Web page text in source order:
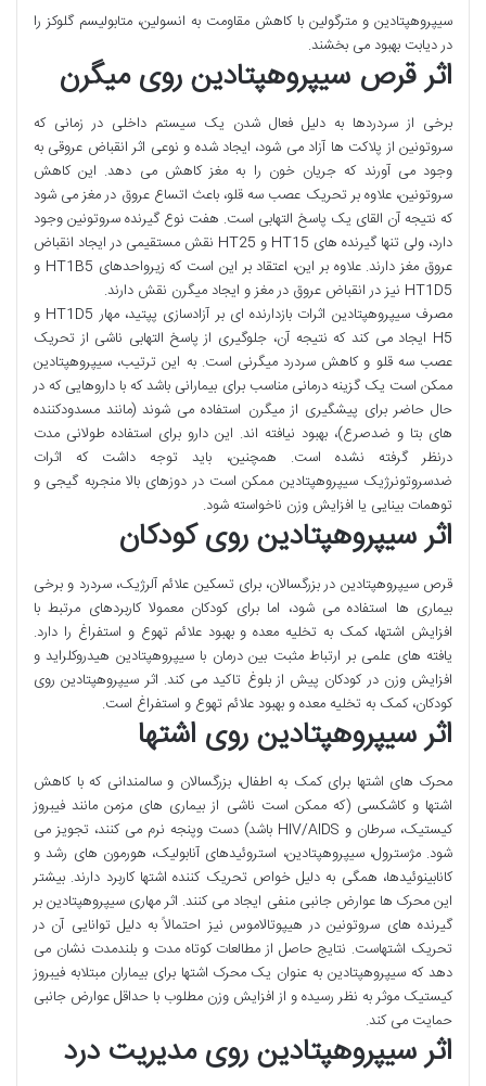
سیپروهپتادین و مترگولین با کاهش مقاومت به انسولین، متابولیسم گلوکز را
در دیابت بهبود می بخشند.
اثر قرص سیپروهپتادین روی میگرن
برخی از سردردها به دلیل فعال شدن یک سیستم داخلی در زمانی که
سروتونین از پلاکت ها آزاد می شود، ایجاد شده و نوعی اثر انقباض عروقی به
وجود می آورند که جریان خون را به مغز کاهش می دهد. این کاهش
سروتونین، علاوه بر تحریک عصب سه قلو، باعث اتساع عروق در مغز می شود
که نتیجه آن القای یک پاسخ التهابی است. هفت نوع گیرنده سروتونین وجود
دارد، ولی تنها گیرنده های HT15 و HT25 نقش مستقیمی در ایجاد انقباض
عروق مغز دارند. علاوه بر این، اعتقاد بر این است که زیرواحدهای HT1B5 و
HT1D5 نیز در انقباض عروق در مغز و ایجاد میگرن نقش دارند.
مصرف سیپروهپتادین اثرات بازدارنده ای بر آزادسازی پپتید، مهار HT1D5 و
H5 ایجاد می کند که نتیجه آن، جلوگیری از پاسخ التهابی ناشی از تحریک
عصب سه قلو و کاهش سردرد میگرنی است. به این ترتیب، سیپروهپتادین
ممکن است یک گزینه درمانی مناسب برای بیمارانی باشد که با داروهایی که در
حال حاضر برای پیشگیری از میگرن استفاده می شوند (مانند مسدودکننده
های بتا و ضدصرع)، بهبود نیافته اند. این دارو برای استفاده طولانی مدت
درنظر گرفته نشده است. همچنین، باید توجه داشت که اثرات
ضدسروتونرژیک سیپروهپتادین ممکن است در دوزهای بالا منجربه گیجی و
توهمات بینایی یا افزایش وزن ناخواسته شود.
اثر سیپروهپتادین روی کودکان
قرص سیپروهپتادین در بزرگسالان، برای تسکین علائم آلرژیک، سردرد و برخی
بیماری ها استفاده می شود، اما برای کودکان معمولا کاربردهای مرتبط با
افزایش اشتها، کمک به تخلیه معده و بهبود علائم تهوع و استفراغ را دارد.
یافته های علمی بر ارتباط مثبت بین درمان با سیپروهپتادین هیدروکلراید و
افزایش وزن در کودکان پیش از بلوغ تاکید می کند. اثر سیپروهپتادین روی
کودکان، کمک به تخلیه معده و بهبود علائم تهوع و استفراغ است.
اثر سیپروهپتادین روی اشتها
محرک های اشتها برای کمک به اطفال، بزرگسالان و سالمندانی که با کاهش
اشتها و کاشکسی (که ممکن است ناشی از بیماری های مزمن مانند فیبروز
کیستیک، سرطان و HIV/AIDS باشد) دست وپنجه نرم می کنند، تجویز می
شود. مژسترول، سیپروهپتادین، استروئیدهای آنابولیک، هورمون های رشد و
کانابینوئیدها، همگی به دلیل خواص تحریک کننده اشتها کاربرد دارند. بیشتر
این محرک ها عوارض جانبی منفی ایجاد می کنند. اثر مهاری سیپروهپتادین بر
گیرنده های سروتونین در هیپوتالاموس نیز احتمالاً به دلیل توانایی آن در
تحریک اشتهاست. نتایج حاصل از مطالعات کوتاه مدت و بلندمدت نشان می
دهد که سیپروهپتادین به عنوان یک محرک اشتها برای بیماران مبتلابه فیبروز
کیستیک موثر به نظر رسیده و از افزایش وزن مطلوب با حداقل عوارض جانبی
حمایت می کند.
اثر سیپروهپتادین روی مدیریت درد